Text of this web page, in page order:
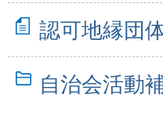
認可地縁団
自治会活動